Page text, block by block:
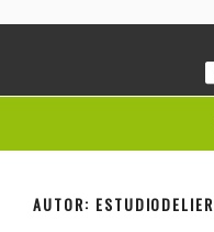
AUTOR: ESTUDIODELIER